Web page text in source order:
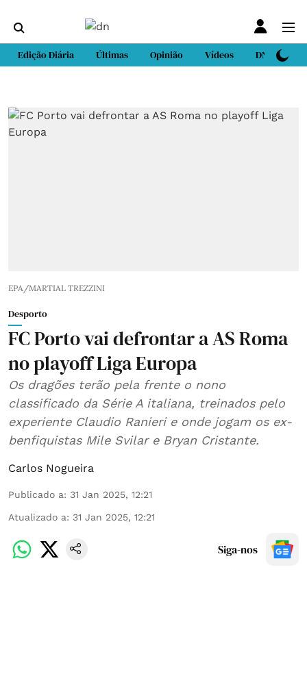
Edição Diária Últimas Opinião Vídeos DN Sport
EPA/MARTIAL TREZZINI
Desporto
FC Porto vai defrontar a AS Roma
no playoff Liga Europa
Os dragões terão pela frente o nono
classificado da Série A italiana, treinados pelo
experiente Claudio Ranieri e onde jogam os ex-
benfiquistas Mile Svilar e Bryan Cristante.
Carlos Nogueira
Publicado a: 31 Jan 2025, 12:21
Atualizado a: 31 Jan 2025, 12:21
Siga-nos